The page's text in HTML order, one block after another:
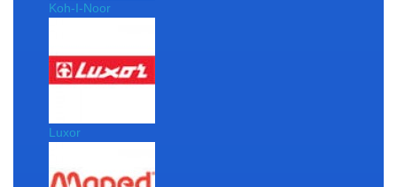
Koh-I-Noor
Luxor